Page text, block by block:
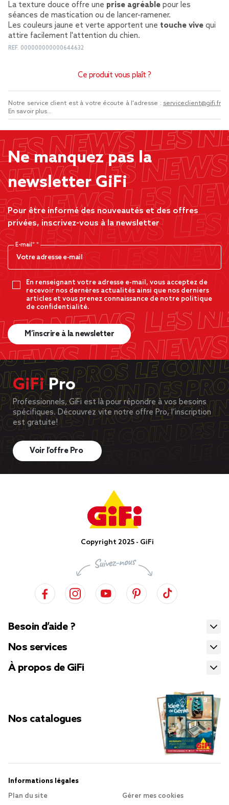
La texture douce offre une prise agréable pour les
séances de mastication ou de lancer-ramener.
Les couleurs jaune et verte apportent une touche vive qui
attire facilement l'attention du chien.
REF. 000000000000644632
Ce produit vous plaît ?
Notre service client est à votre écoute à l'adresse : serviceclient@gifi.fr
En savoir plus...
Ne manquez pas la
newsletter GiFi
Pour être informé des nouveautés et des offres
privées, inscrivez-vous à la newsletter
E-mail*
En renseignant votre adresse e-mail, vous acceptez de
recevoir nos dernères actualités ainsi que nos derniers
articles et vous prenez connaissance de notre politique
de confidentialité.
M’inscrire à la newsletter
GiFiPro
Professionnels, GiFi est là pour répondre à vos besoins
spécifiques. Découvrez vite notre offre Pro, l’inscription
est gratuite!
Voir l’offre Pro
Copyright 2025 - GiFi
Besoin d’aide ?
Nos services
À propos de GiFi
Nos catalogues
Informations légales
Plan du site
Gérer mes cookies